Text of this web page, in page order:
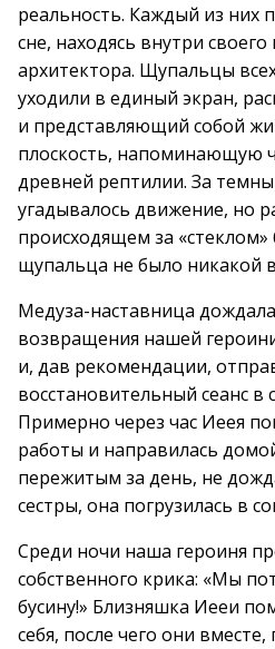
реальность. Каждый из них
сне, находясь внутри
архитектора. Щупальцы
уходили в единый экран,
и представляющий собой
плоскость, напоминающую
древней рептилии. За
угадывалось движение, но
происходящем за «стеклом»
щупальца не было никакой
Медуза-наставница
возвращения нашей
и, дав рекомендации,
восстановительный сеанс
Примерно через час Иеея
работы и направилась
пережитым за день, не
сестры, она погрузилась в
Среди ночи наша героиня
собственного крика: «Мы
бусину!» Близняшка Иееи
себя, после чего они